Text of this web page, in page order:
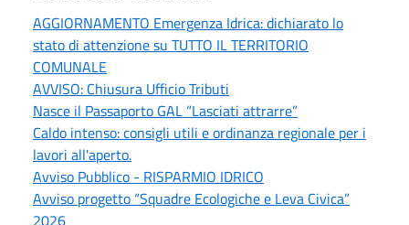
AGGIORNAMENTO Emergenza Idrica: dichiarato lo
stato di attenzione su TUTTO IL TERRITORIO
COMUNALE
AVVISO: Chiusura Ufficio Tributi
Nasce il Passaporto GAL “Lasciati attrarre”
Caldo intenso: consigli utili e ordinanza regionale per i
lavori all'aperto.
Avviso Pubblico - RISPARMIO IDRICO
Avviso progetto “Squadre Ecologiche e Leva Civica”
2026